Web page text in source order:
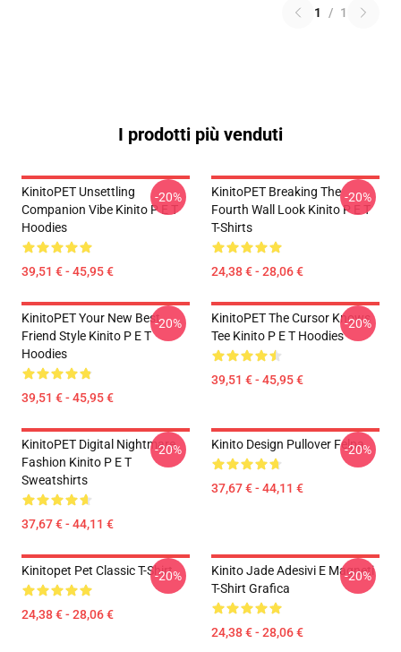
1 / 1
I prodotti più venduti
KinitoPET Unsettling
Companion Vibe Kinito P E T
Hoodies
39,51 € - 45,95 €
-20%
KinitoPET Breaking The
Fourth Wall Look Kinito P E T
T-Shirts
24,38 € - 28,06 €
-20%
KinitoPET Your New Best
Friend Style Kinito P E T
Hoodies
39,51 € - 45,95 €
-20%
KinitoPET The Cursor Knows
Tee Kinito P E T Hoodies
39,51 € - 45,95 €
-20%
KinitoPET Digital Nightmare
Fashion Kinito P E T
Sweatshirts
37,67 € - 44,11 €
-20% Kinito Design Pullover Felpa
37,67 € - 44,11 €
-20%
Kinitopet Pet Classic T-Shirt
24,38 € - 28,06 €
-20%
Kinito Jade Adesivi E Magneti
T-Shirt Grafica
24,38 € - 28,06 €
-20%